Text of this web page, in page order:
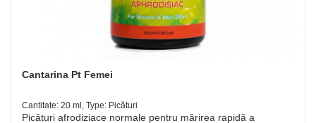
Cantarina Pt Femei
Cantitate: 20 ml, Type: Picături
Picături afrodiziace normale pentru mărirea rapidă a